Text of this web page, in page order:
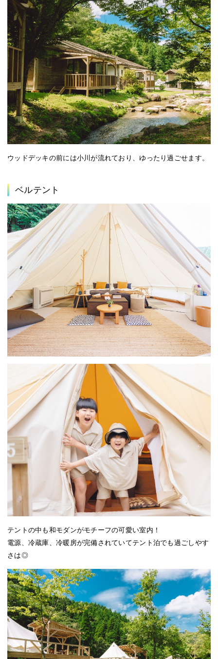
ウッドデッキの前には小川が流れており、ゆったり過ごせます。
ベルテント
テントの中も和モダンがモチーフの可愛い室内！
電源、冷蔵庫、冷暖房が完備されていてテント泊でも過ごしやす
さは◎